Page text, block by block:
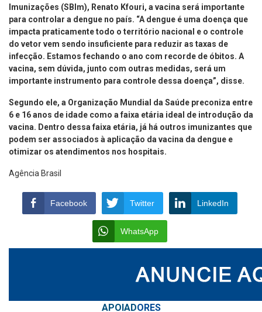
Imunizações (SBIm), Renato Kfouri, a vacina será importante
para controlar a dengue no país. “A dengue é uma doença que
impacta praticamente todo o território nacional e o controle
do vetor vem sendo insuficiente para reduzir as taxas de
infecção. Estamos fechando o ano com recorde de óbitos. A
vacina, sem dúvida, junto com outras medidas, será um
importante instrumento para controle dessa doença”, disse.
Segundo ele, a Organização Mundial da Saúde preconiza entre
6 e 16 anos de idade como a faixa etária ideal de introdução da
vacina. Dentro dessa faixa etária, já há outros imunizantes que
podem ser associados à aplicação da vacina da dengue e
otimizar os atendimentos nos hospitais.
Agência Brasil
Facebook Twitter LinkedIn
WhatsApp
APOIADORES